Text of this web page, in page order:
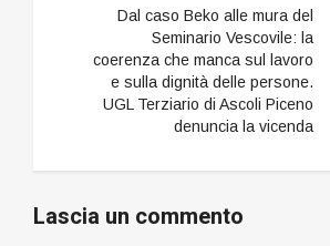
Dal caso Beko alle mura del
Seminario Vescovile: la
coerenza che manca sul lavoro
e sulla dignità delle persone.
UGL Terziario di Ascoli Piceno
denuncia la vicenda
Lascia un commento